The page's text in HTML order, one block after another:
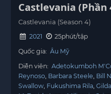
Castlevania (Phần
Castlevania (Season 4)
2021
25phút/tập
Quốc gia: Âu Mỹ
Diễn viên: Adetokumboh
Reynoso Barbara Steele Bill
Swallow Fukushima Rila